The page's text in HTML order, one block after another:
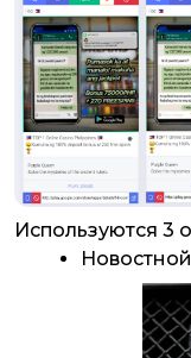
Используются 3
Новостной